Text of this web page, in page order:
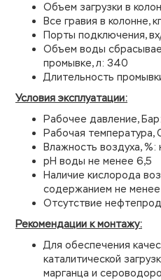
Объем загрузки в
Все гравия в колонне,
Порты подключения,
Объем воды
промывке, л: 340
Длительность
Условия эксплуатации:
Рабочее давление,
Рабочая температура,
Влажность воздуха,
рН воды не менее 6,5
Наличие кислорода
содержанием не менее
Отсутствие
Рекомендации к монтажу:
Для обеспечения
каталитической
марганца и